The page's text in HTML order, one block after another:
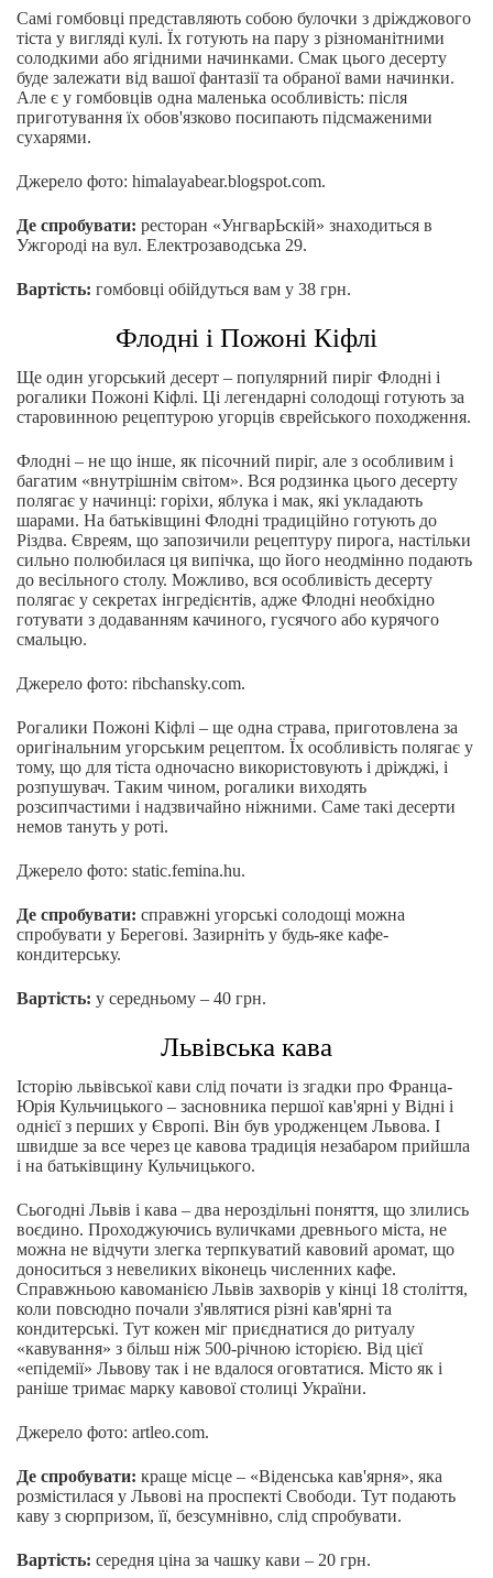
Самі гомбовці представляють собою булочки з дріжджового
тіста у вигляді кулі. Їх готують на пару з різноманітними
солодкими або ягідними начинками. Смак цього десерту
буде залежати від вашої фантазії та обраної вами начинки.
Але є у гомбовців одна маленька особливість: після
приготування їх обов'язково посипають підсмаженими
сухарями.
Джерело фото: himalayabear.blogspot.com.
Де спробувати: ресторан «УнгварЬскій» знаходиться в
Ужгороді на вул. Електрозаводська 29.
Вартість: гомбовці обійдуться вам у 38 грн.
Флодні і Пожоні Кіфлі
Ще один угорський десерт – популярний пиріг Флодні і
рогалики Пожоні Кіфлі. Ці легендарні солодощі готують за
старовинною рецептурою угорців єврейського походження.
Флодні – не що інше, як пісочний пиріг, але з особливим і
багатим «внутрішнім світом». Вся родзинка цього десерту
полягає у начинці: горіхи, яблука і мак, які укладають
шарами. На батьківщині Флодні традиційно готують до
Різдва. Євреям, що запозичили рецептуру пирога, настільки
сильно полюбилася ця випічка, що його неодмінно подають
до весільного столу. Можливо, вся особливість десерту
полягає у секретах інгредієнтів, адже Флодні необхідно
готувати з додаванням качиного, гусячого або курячого
смальцю.
Джерело фото: ribchansky.com.
Рогалики Пожоні Кіфлі – ще одна страва, приготовлена за
оригінальним угорським рецептом. Їх особливість полягає у
тому, що для тіста одночасно використовують і дріжджі, і
розпушувач. Таким чином, рогалики виходять
розсипчастими і надзвичайно ніжними. Саме такі десерти
немов тануть у роті.
Джерело фото: static.femina.hu.
Де спробувати: справжні угорські солодощі можна
спробувати у Берегові. Зазирніть у будь-яке кафе-
кондитерську.
Вартість: у середньому – 40 грн.
Львівська кава
Історію львівської кави слід почати із згадки про Франца-
Юрія Кульчицького – засновника першої кав'ярні у Відні і
однієї з перших у Європі. Він був уродженцем Львова. І
швидше за все через це кавова традиція незабаром прийшла
і на батьківщину Кульчицького.
Сьогодні Львів і кава – два нероздільні поняття, що злились
воєдино. Проходжуючись вуличками древнього міста, не
можна не відчути злегка терпкуватий кавовий аромат, що
доноситься з невеликих віконець численних кафе.
Справжньою кавоманією Львів захворів у кінці 18 століття,
коли повсюдно почали з'являтися різні кав'ярні та
кондитерські. Тут кожен міг приєднатися до ритуалу
«кавування» з більш ніж 500-річною історією. Від цієї
«епідемії» Львову так і не вдалося оговтатися. Місто як і
раніше тримає марку кавової столиці України.
Джерело фото: artleo.com.
Де спробувати: краще місце – «Віденська кав'ярня», яка
розмістилася у Львові на проспекті Свободи. Тут подають
каву з сюрпризом, її, безсумнівно, слід спробувати.
Вартість: середня ціна за чашку кави – 20 грн.